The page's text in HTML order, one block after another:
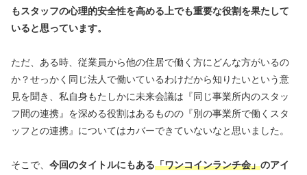
もスタッフの心理的安全性を高める上でも重要な役割を果たして
いると思っています。
ただ、ある時、従業員から他の住居で働く方にどんな方がいるの
か？せっかく同じ法人で働いているわけだから知りたいという意
見を聞き、私自身もたしかに未来会議は『同じ事業所内のスタッ
フ間の連携』を深める役割はあるものの『別の事業所で働くスタ
ッフとの連携』についてはカバーできていないなと思いました。
そこで、 今回のタイトルにもある「ワンコインランチ会」のアイ